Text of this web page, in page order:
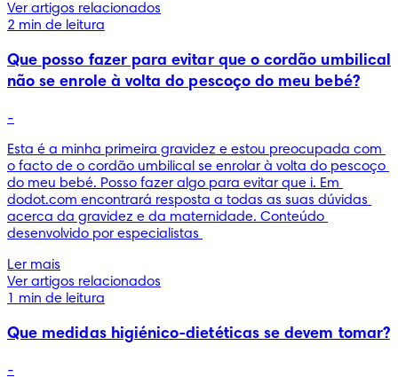
Ver artigos relacionados
2 min de leitura
Que posso fazer para evitar que o cordão umbilical
não se enrole à volta do pescoço do meu bebé?
-
Esta é a minha primeira gravidez e estou preocupada com
o facto de o cordão umbilical se enrolar à volta do pescoço
do meu bebé. Posso fazer algo para evitar que i. Em
dodot.com encontrará resposta a todas as suas dúvidas
acerca da gravidez e da maternidade. Conteúdo
desenvolvido por especialistas
Ler mais
Ver artigos relacionados
1 min de leitura
Que medidas higiénico-dietéticas se devem tomar?
-